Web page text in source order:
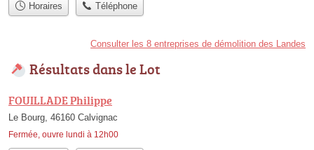
Horaires Téléphone
Consulter les 8 entreprises de démolition des Landes
Résultats dans le Lot
FOUILLADE Philippe
Le Bourg, 46160 Calvignac
Fermée, ouvre lundi à 12h00